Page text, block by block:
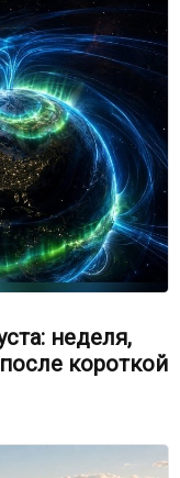
неделя,
короткой